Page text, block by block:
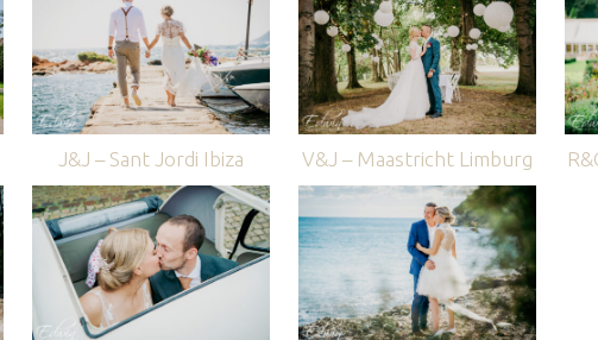
J&J – Sant Jordi Ibiza V&J – Maastricht Limburg